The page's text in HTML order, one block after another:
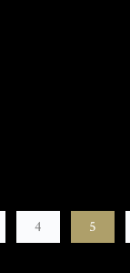
4 5